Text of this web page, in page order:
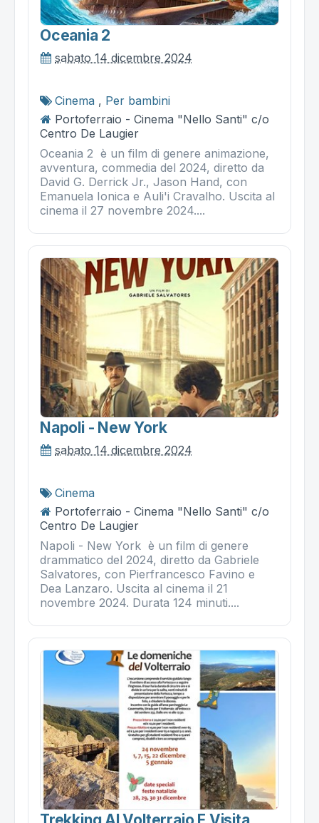
Oceania 2
sabato 14 dicembre 2024
Cinema , Per bambini
Portoferraio - Cinema "Nello Santi" c/o
Centro De Laugier
Oceania 2 è un film di genere animazione,
avventura, commedia del 2024, diretto da
David G. Derrick Jr., Jason Hand, con
Emanuela Ionica e Auli'i Cravalho. Uscita al
cinema il 27 novembre 2024....
Napoli - New York
sabato 14 dicembre 2024
Cinema
Portoferraio - Cinema "Nello Santi" c/o
Centro De Laugier
Napoli - New York è un film di genere
drammatico del 2024, diretto da Gabriele
Salvatores, con Pierfrancesco Favino e
Dea Lanzaro. Uscita al cinema il 21
novembre 2024. Durata 124 minuti....